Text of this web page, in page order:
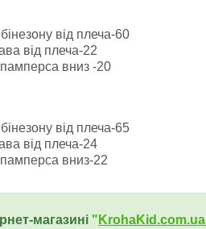
від плеча-60
від плеча-22
вниз -20
від плеча-65
від плеча-24
вниз-22
магазині "